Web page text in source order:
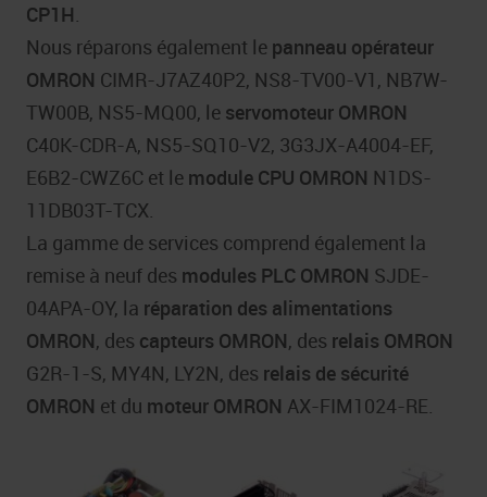
CP1H.
Nous réparons également le panneau opérateur
OMRON CIMR-J7AZ40P2, NS8-TV00-V1, NB7W-
TW00B, NS5-MQ00, le servomoteur OMRON
C40K-CDR-A, NS5-SQ10-V2, 3G3JX-A4004-EF,
E6B2-CWZ6C et le module CPU OMRON N1DS-
11DB03T-TCX.
La gamme de services comprend également la
remise à neuf des modules PLC OMRON SJDE-
04APA-OY, la réparation des alimentations
OMRON, des capteurs OMRON, des relais OMRON
G2R-1-S, MY4N, LY2N, des relais de sécurité
OMRON et du moteur OMRON AX-FIM1024-RE.